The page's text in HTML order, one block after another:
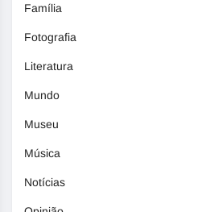
Família
Fotografia
Literatura
Mundo
Museu
Música
Notícias